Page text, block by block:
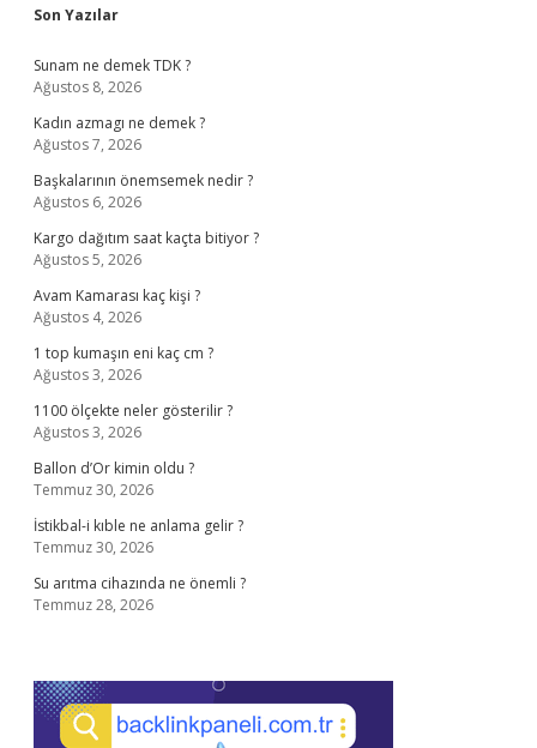
Sidebar
Son Yazılar
Sunam ne demek TDK ?
Ağustos 8, 2026
Kadın azmagı ne demek ?
Ağustos 7, 2026
Başkalarının önemsemek nedir ?
Ağustos 6, 2026
Kargo dağıtım saat kaçta bitiyor ?
Ağustos 5, 2026
Avam Kamarası kaç kişi ?
Ağustos 4, 2026
1 top kumaşın eni kaç cm ?
Ağustos 3, 2026
1100 ölçekte neler gösterilir ?
Ağustos 3, 2026
Ballon d’Or kimin oldu ?
Temmuz 30, 2026
İstikbal-i kıble ne anlama gelir ?
Temmuz 30, 2026
Su arıtma cihazında ne önemli ?
Temmuz 28, 2026